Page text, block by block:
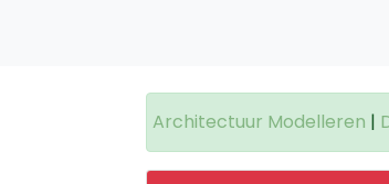
Architectuur Modelleren |